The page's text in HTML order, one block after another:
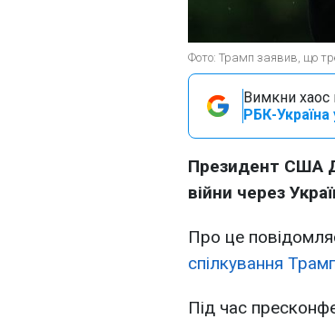
Фото: Трамп заявив, що
Вимкни хаос
РБК-Україна
Президент США
війни через
Про це
спілкування
Під час